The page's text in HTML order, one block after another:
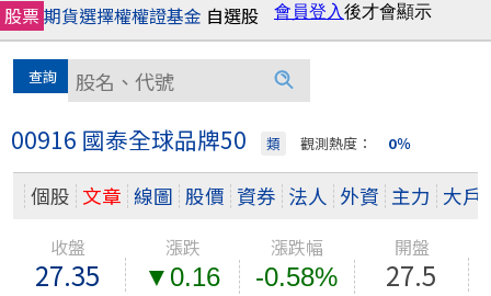
股票期貨選擇權權證基金 自選股
00916 國泰全球品牌50 類 觀測熱度： 0％
個股 文章 線圖 股價 資券 法人 外資 主力 大戶
收盤 漲跌 漲跌幅 開盤
27.35 ▼0.16 -0.58% 27.5